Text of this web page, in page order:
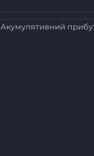
Акумулятивний